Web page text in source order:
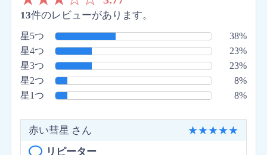
13件のレビューがあります。
星5つ
38%
星4つ
23%
星3つ
23%
星2つ
8%
星1つ
8%
赤い彗星 さん ★★★★★
リピーター